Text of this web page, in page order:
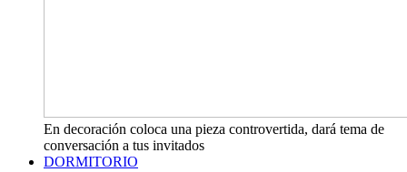
En decoración coloca una pieza controvertida, dará tema de
conversación a tus invitados
DORMITORIO